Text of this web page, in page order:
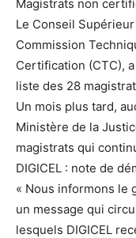
Magistrats non
Le Conseil
Commission
Certification (CTC),
liste des 28
Un mois plus tard,
Ministère de la
magistrats qui
DIGICEL : note de
« Nous informons le
un message qui
lesquels DIGICEL